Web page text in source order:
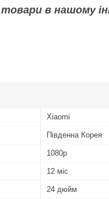
в нашому
Xiaomi
Південна Корея
1080р
12 міс
24 дюйм